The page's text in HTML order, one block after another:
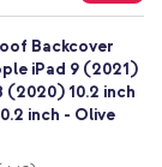
Backcover
iPad 9 (2021)
(2020) 10.2 inch
inch - Olive